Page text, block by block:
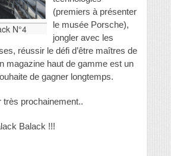
N°4
(premiers à présenter
le musée Porsche),
jongler avec les
réussir le défi d’être maîtres de
magazine haut de gamme est un
de gagner longtemps.
très prochainement..
Balack !!!